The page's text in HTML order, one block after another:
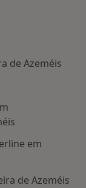
de Azeméis
em
de Azeméis